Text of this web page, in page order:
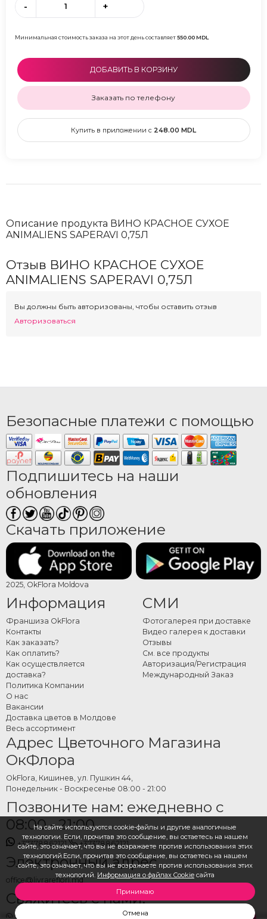
На сайте используются cookie-файлы и другие аналогичные
технологии. Если, прочитав это сообщение, вы остаетесь на нашем
сайте, это означает, что вы не возражаете против использования этих
технологий.Если, прочитав это сообщение, вы остаетесь на нашем
сайте, это означает, что вы не возражаете против использования этих
технологий. Информация о файлах Cookie сайта
Принимаю
Отмена
- +
Минимальная стоимость заказа на этот день составляет550.00MDL
ДОБАВИТЬ В КОРЗИНУ
Заказать по телефону
Купить в приложении с 248.00 MDL
Описание продукта ВИНО КРАСНОЕ СУХОЕ
ANIMALIENS SAPERAVI 0,75Л
Отзыв ВИНО КРАСНОЕ СУХОЕ
ANIMALIENS SAPERAVI 0,75Л
Вы должны быть авторизованы, чтобы оставить отзыв
Авторизоваться
Безопасные платежи с помощью
Подпишитесь на наши
обновления
Скачать приложение
2025, OkFlora Moldova
Информация
Франшиза OkFlora
Контакты
Как заказать?
Как оплатить?
Как осуществляется
доставка?
Политика Компании
О нас
Вакансии
Доставка цветов в Молдове
Весь ассортимент
СМИ
Фотогалерея при доставке
Видео галерея к доставки
Отзывы
См. все продукты
Авторизация/Регистрация
Международный Заказ
Адрес Цветочного Магазина
ОкФлора
OkFlora, Кишинев, ул. Пушкин 44,
Понедельник - Воскресенье 08:00 - 21:00
Позвоните нам: ежедневно с
08:00 - 21:00
+37378862121 +37378862121
Электронный адрес
office@livrareflori.md
Свяжитесь с нами:
whatsapp